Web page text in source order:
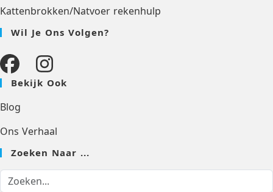
Kattenbrokken/Natvoer rekenhulp
Wil Je Ons Volgen?
Bekijk Ook
Blog
Ons Verhaal
Zoeken Naar ...